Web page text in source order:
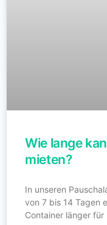
Wie lange
mieten?
In unseren
von 7 bis 14 Tagen
Container länger für